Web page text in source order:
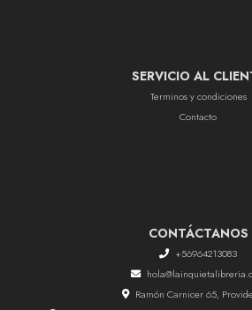
SERVICIO AL
Terminos y condiciones
Contacto
CONTÁCTANOS
+56964213083
Ramón Carnicer 65,